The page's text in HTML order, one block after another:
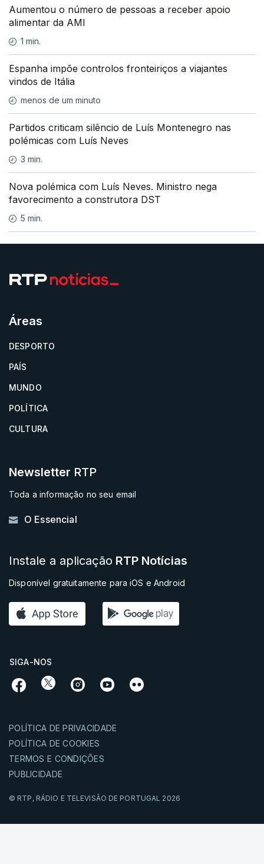
Aumentou o número de pessoas a receber apoio
alimentar da AMI
1 min.
Espanha impõe controlos fronteiriços a viajantes
vindos de Itália
menos de um minuto
Partidos criticam silêncio de Luís Montenegro nas
polémicas com Luís Neves
3 min.
Nova polémica com Luís Neves. Ministro nega
favorecimento a construtora DST
5 min.
Áreas
DESPORTO
PAÍS
MUNDO
POLÍTICA
CULTURA
Newsletter RTP
Toda a informação no seu email
O Essencial
Instale a aplicação RTP Notícias
Disponível gratuitamente para iOS e Android
SIGA-NOS
POLÍTICA DE PRIVACIDADE
POLÍTICA DE COOKIES
TERMOS E CONDIÇÕES
PUBLICIDADE
© RTP, RÁDIO E TELEVISÃO DE PORTUGAL 2026